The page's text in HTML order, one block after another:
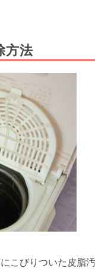
方法
こびりついた皮脂